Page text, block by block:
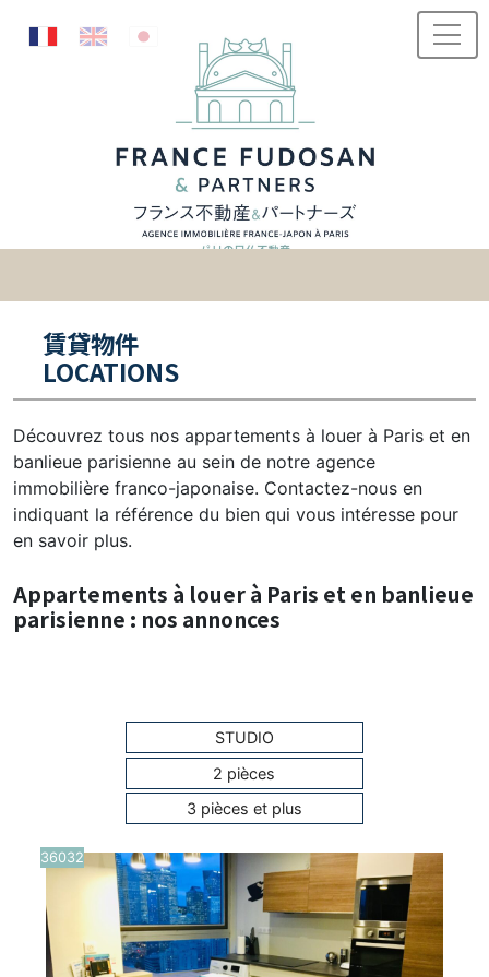
Passer au contenu
賃貸物件
LOCATIONS
Découvrez tous nos appartements à louer à Paris et en
banlieue parisienne au sein de notre agence
immobilière franco-japonaise. Contactez-nous en
indiquant la référence du bien qui vous intéresse pour
en savoir plus.
Appartements à louer à Paris et en banlieue
parisienne : nos annonces
STUDIO
2 pièces
3 pièces et plus
36032